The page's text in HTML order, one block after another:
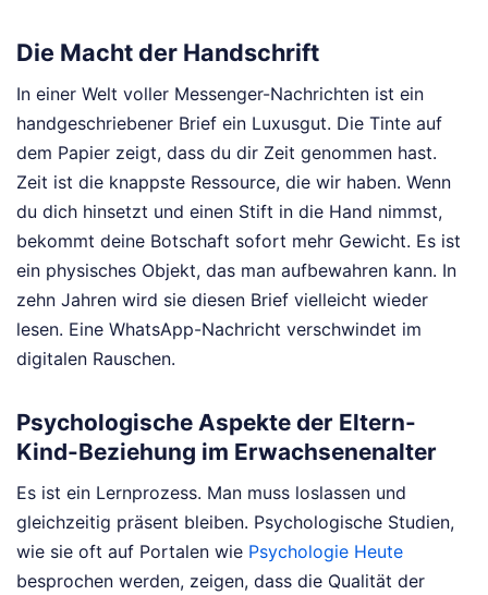
Die Macht der Handschrift
In einer Welt voller Messenger-Nachrichten ist ein
handgeschriebener Brief ein Luxusgut. Die Tinte auf
dem Papier zeigt, dass du dir Zeit genommen hast.
Zeit ist die knappste Ressource, die wir haben. Wenn
du dich hinsetzt und einen Stift in die Hand nimmst,
bekommt deine Botschaft sofort mehr Gewicht. Es ist
ein physisches Objekt, das man aufbewahren kann. In
zehn Jahren wird sie diesen Brief vielleicht wieder
lesen. Eine WhatsApp-Nachricht verschwindet im
digitalen Rauschen.
Psychologische Aspekte der Eltern-
Kind-Beziehung im Erwachsenenalter
Es ist ein Lernprozess. Man muss loslassen und
gleichzeitig präsent bleiben. Psychologische Studien,
wie sie oft auf Portalen wie Psychologie Heute
besprochen werden, zeigen, dass die Qualität der